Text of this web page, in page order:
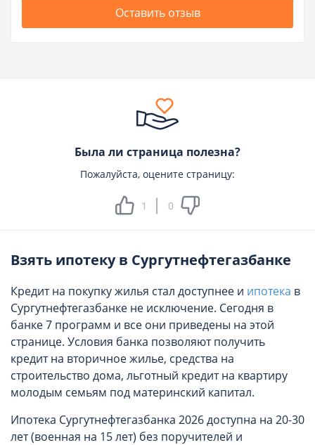
Оставить отзыв
Была ли страница полезна?
Пожалуйста, оцените страницу:
1 0
Взять ипотеку в Сургутнефтегазбанке
Кредит на покупку жилья стал доступнее и ипотека в
Сургутнефтегазбанке не исключение. Сегодня в
банке 7 программ и все они приведены на этой
странице. Условия банка позволяют получить
кредит на вторичное жилье, средства на
строительство дома, льготный кредит на квартиру
молодым семьям под материнский капитал.
Ипотека Сургутнефтегазбанка 2026 доступна на 20-30
лет (военная на 15 лет) без поручителей и